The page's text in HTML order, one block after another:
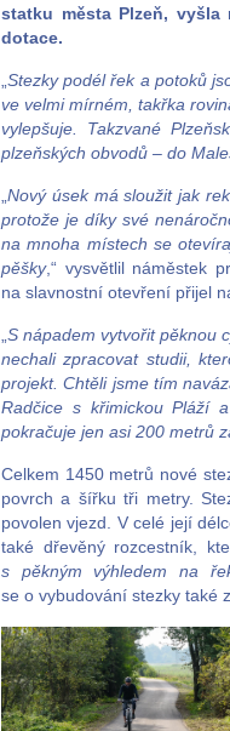
statku města Plzeň,
dotace.
„Stezky podél řek a potoků
ve velmi mírném, takřka
vylepšuje. Takzvané
plzeňských obvodů – do
„Nový úsek má sloužit jak
protože je díky své
na mnoha místech se
pěšky,“ vysvětlil náměstek
na slavnostní otevření přijel
„S nápadem vytvořit pěknou
nechali zpracovat studii,
projekt. Chtěli jsme tím
Radčice s křimickou Pláží
pokračuje jen asi 200 metrů
Celkem 1450 metrů nové
povrch a šířku tři metry.
povolen vjezd. V celé její
také dřevěný rozcestník,
s pěkným výhledem na
se o vybudování stezky také